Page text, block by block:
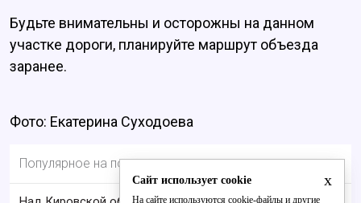
Будьте внимательны и осторожны на данном
участке дороги, планируйте маршрут объезда
заранее.
Фото: Екатерина Суходоева
Популярное на портале
x
Сайт использует cookie
На сайте используются cookie-файлы и другие